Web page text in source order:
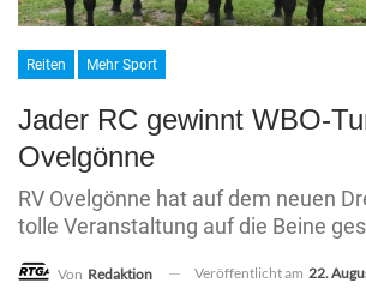
Reiten Mehr Sport
Jader RC gewinnt WBO-
Ovelgönne
RV Ovelgönne hat auf dem neuen
tolle Veranstaltung auf die Beine
Von Redaktion Veröffentlicht am 22.